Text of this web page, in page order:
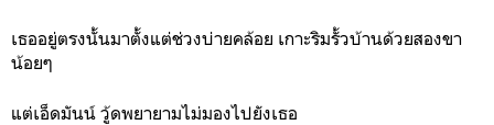
เธออยู่ตรงนั้นมาตั้งแต่ช่วงบ่ายคล้อย เกาะริมรั้วบ้านด้วยสองขา
น้อยๆ
แต่เอ็ดมันน์ วู้ดพยายามไม่มองไปยังเธอ